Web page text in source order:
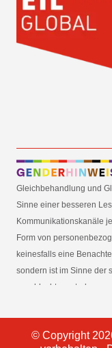
Gleichbehandlung und
Sinne einer besseren
Kommunikationskanäle
Form von
keinesfalls eine
sondern ist im Sinne der
geschlechtsneutral zu
fühlen. Im Sinne der
Bundesregierung
© Copyright